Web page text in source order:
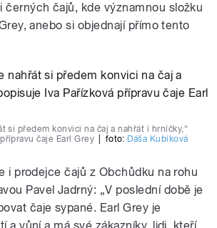
černých čajů, kde významnou složku
anebo si objednají přímo tento
si předem konvici na čaj a nahřát i hrníčky,“
čaje Earl Grey
foto: Dáša Kubíková
i prodejce čajů z Obchůdku na rohu
Pavel Jadrný: „V poslední době je
čaje sypané. Earl Grey je